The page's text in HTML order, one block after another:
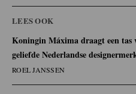
LEES OOK
Koningin Máxima draagt een tas
geliefde Nederlandse
ROEL JANSSEN